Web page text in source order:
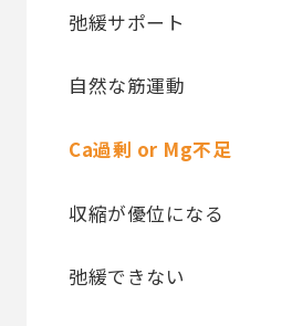
弛緩サポート
自然な筋運動
Ca過剰 or Mg不足
収縮が優位になる
弛緩できない